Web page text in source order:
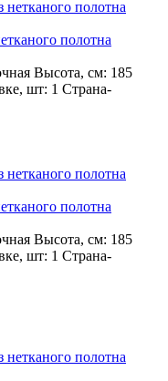
полотна
Высота, см: 185
шт: 1 Страна-
полотна
Высота, см: 185
шт: 1 Страна-